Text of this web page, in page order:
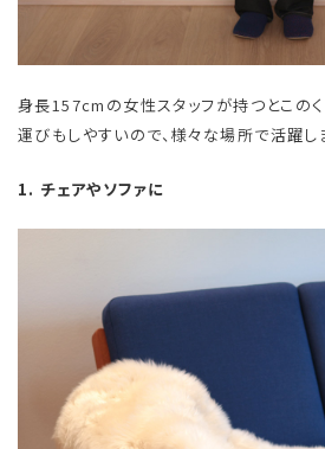
身長157cmの女性スタッフが持つとこのく
運びもしやすいので、様々な場所で活躍し
1. チェアやソファに